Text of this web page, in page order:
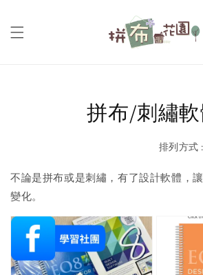
拼布/刺繡
排列方式 :
不論是拼布或是刺繡，有了設計軟體，
變化。